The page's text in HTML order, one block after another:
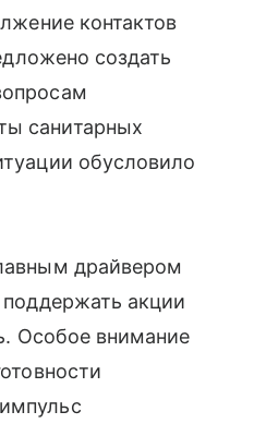
контактов
создать
санитарных
обусловило
драйвером
акции
Особое внимание